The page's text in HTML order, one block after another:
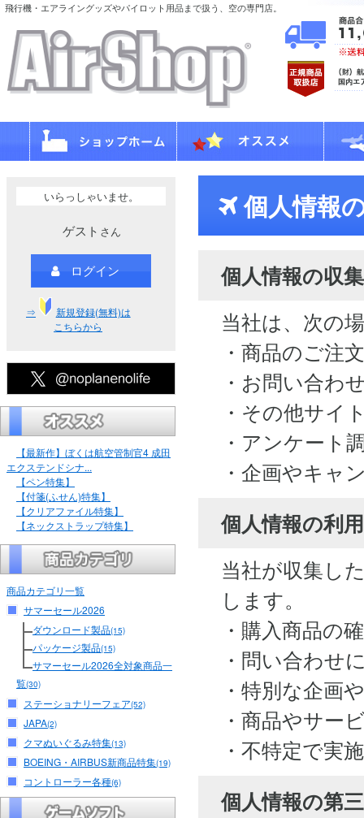
飛行機・エアライングッズやパイロット用品まで扱う、空の専門店。
いらっしゃいませ。
ゲスト さん
ログイン
⇒
新規登録(無料)は
こちらから
【最新作】ぼくは航空管制官4 成田
エクステンドシナ...
【ペン特集】
【付箋(ふせん)特集】
【クリアファイル特集】
【ネックストラップ特集】
商品カテゴリ一覧
サマーセール2026
ダウンロード製品(15)
パッケージ製品(15)
サマーセール2026全対象商品一
覧(30)
ステーショナリーフェア(52)
JAPA(2)
クマぬいぐるみ特集(13)
BOEING・AIRBUS新商品特集(19)
コントローラー各種(6)
個人情報
個人情報の収集
当社は、次の
・商品のご注
・お問い合わ
・その他サイ
・アンケート
・企画やキャ
個人情報の利
当社が収集し
します。
・購入商品の
・問い合わせ
・特別な企画
・商品やサー
・不特定で実
個人情報の第